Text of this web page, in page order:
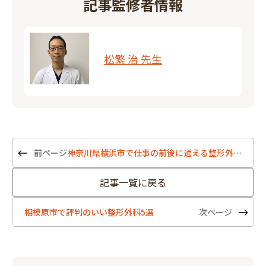
記事監修者情報
松繁 治 先生
神奈川県横浜市で仕事の前後に通える整形外科5選
記事一覧に戻る
相模原市で評判のいい整形外科5選